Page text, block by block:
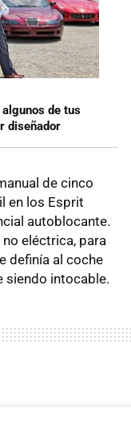
de tus
diseñador
de cinco
en los Esprit
autoblocante.
eléctrica, para
definía al coche
siendo intocable.